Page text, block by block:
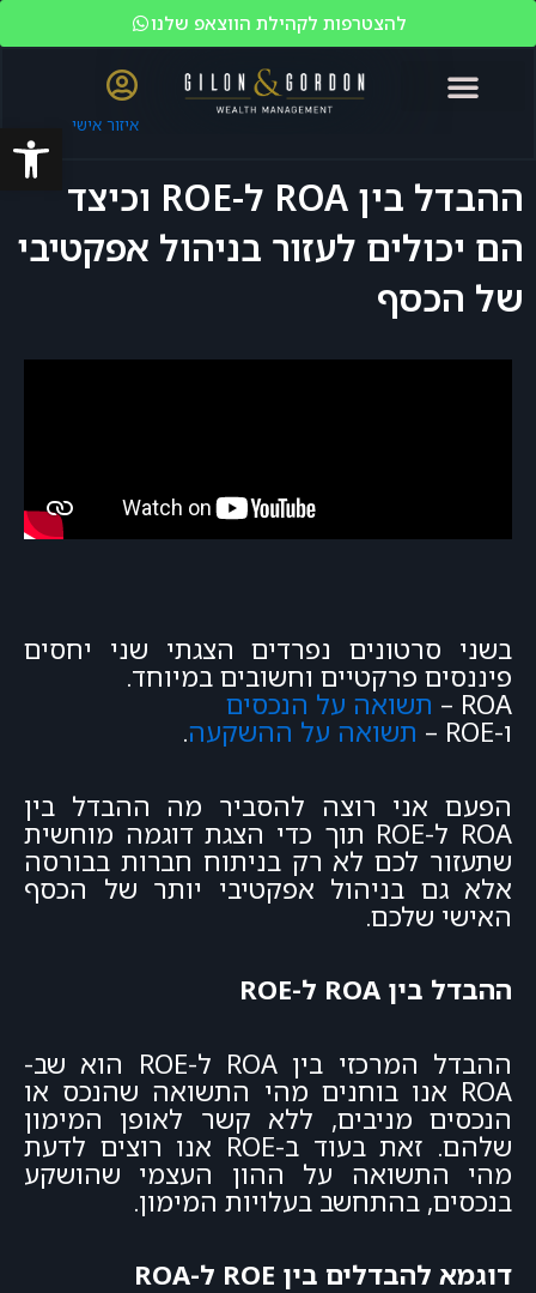
פתח
להצטרפות לקהילת הווצאפ שלנו
איזור אישי
ההבדל בין ROA ל-ROE וכיצד
הם יכולים לעזור בניהול אפקטיבי
של הכסף
בשני סרטונים נפרדים הצגתי שני יחסים
פיננסים פרקטיים וחשובים במיוחד.
ROA – תשואה על הנכסים
ו-ROE – תשואה על ההשקעה.
הפעם אני רוצה להסביר מה ההבדל בין
ROA ל-ROE תוך כדי הצגת דוגמה מוחשית
שתעזור לכם לא רק בניתוח חברות בבורסה
אלא גם בניהול אפקטיבי יותר של הכסף
האישי שלכם.
ההבדל בין ROA ל-ROE
ההבדל המרכזי בין ROA ל-ROE הוא שב-
ROA אנו בוחנים מהי התשואה שהנכס או
הנכסים מניבים, ללא קשר לאופן המימון
שלהם. זאת בעוד ב-ROE אנו רוצים לדעת
מהי התשואה על ההון העצמי שהושקע
בנכסים, בהתחשב בעלויות המימון.
דוגמא להבדלים בין ROE ל-ROA